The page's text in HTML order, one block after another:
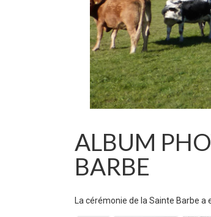
ALBUM
BARBE
La cérémonie de la Sainte Barbe a